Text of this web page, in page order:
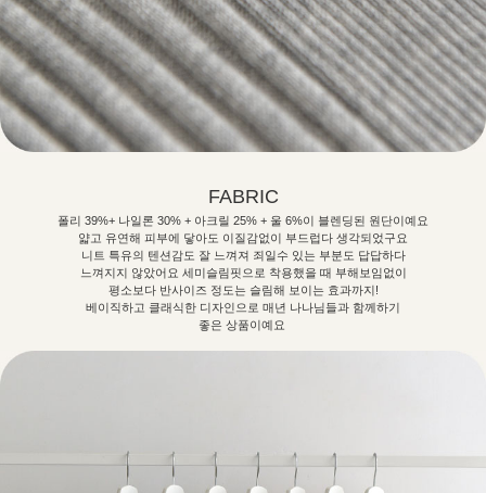
FABRIC
폴리 39%+ 나일론 30% + 아크릴 25% + 울 6%이 블렌딩된 원단이예요
얇고 유연해 피부에 닿아도 이질감없이 부드럽다 생각되었구요
니트 특유의 텐션감도 잘 느껴져 죄일수 있는 부분도 답답하다
느껴지지 않았어요 세미슬림핏으로 착용했을 때 부해보임없이
평소보다 반사이즈 정도는 슬림해 보이는 효과까지!
베이직하고 클래식한 디자인으로 매년 나나님들과 함께하기
좋은 상품이예요